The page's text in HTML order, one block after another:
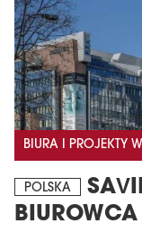
BIURA I PROJEKTY
POLSKA
BIUROWCA